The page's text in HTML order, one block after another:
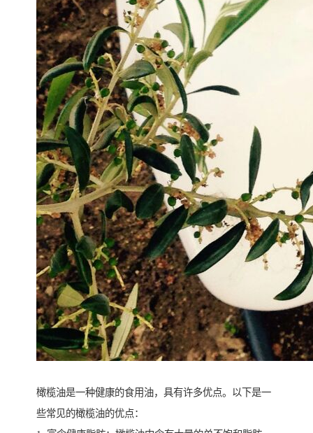
橄榄油是一种健康的食用油，具有许多优点。以下是一
些常见的橄榄油的优点：